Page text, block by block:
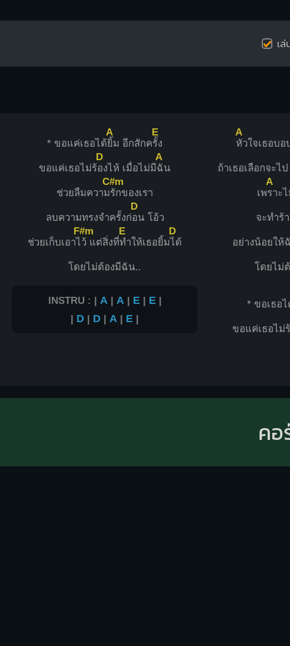
เ
* ขอแค่เธอได้
A
ยิ้ม อีกสักค
E
รั้ง
ขอแค่เธอไม่ร้
D
องไห้ เมื่อไม่มี
A
ฉัน
ช่วยลืมความ
C#m
รักของเรา
ลบความทรงจำครั้งก่
D
อน โอ้ว
ช่วยเก็บเอาไ
F#m
ว้ แต่สิ่งที่
E
ทำให้เธอยิ้ม
D
ได้
โดยไม่ต้องมีฉัน..
INSTRU : | A | A | E| E|
| D | D | A | E |
A
หัวใจเธอบอ
ถ้าเธอเลือกจะไ
เพ
A
ราะ
จะทำร้
อย่างน้อยให้
โดยไม่
* ขอเธอไ
ขอแค่เธอไม่ร้
คอ